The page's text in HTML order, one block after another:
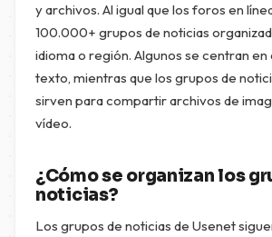
y archivos. Al igual que los foros en
100.000+ grupos de noticias
idioma o región. Algunos se centran en
texto, mientras que los grupos de
sirven para compartir archivos de
vídeo.
¿Cómo se organizan los
noticias?
Los grupos de noticias de Usenet